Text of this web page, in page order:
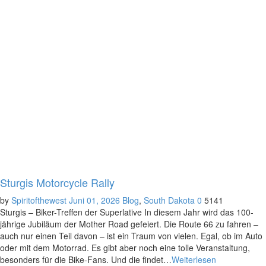
Sturgis Motorcycle Rally
by Spiritofthewest Juni 01, 2026 Blog, South Dakota 0 5141
Sturgis – Biker-Treffen der Superlative In diesem Jahr wird das 100-
jährige Jubiläum der Mother Road gefeiert. Die Route 66 zu fahren –
auch nur einen Teil davon – ist ein Traum von vielen. Egal, ob im Auto
oder mit dem Motorrad. Es gibt aber noch eine tolle Veranstaltung,
besonders für die Bike-Fans. Und die findet…Weiterlesen